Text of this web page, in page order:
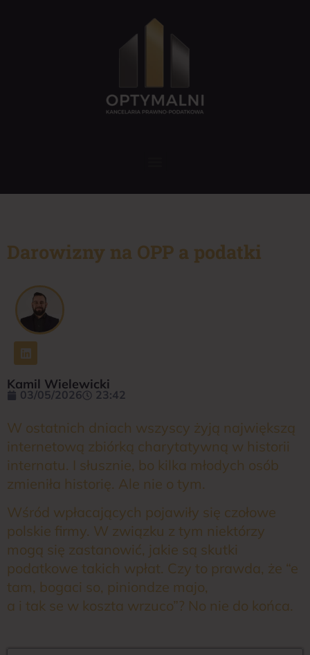
Darowizny na OPP a podatki
Kamil Wielewicki
03/05/2026 23:42
W ostatnich dniach wszyscy żyją największą
internetową zbiórką charytatywną w historii
internatu. I słusznie, bo kilka młodych osób
zmieniła historię. Ale nie o tym.
Wśród wpłacających pojawiły się czołowe
polskie firmy. W związku z tym niektórzy
mogą się zastanowić, jakie są skutki
podatkowe takich wpłat. Czy to prawda, że “e
tam, bogaci so, piniondze majo,
a i tak se w koszta wrzuco”? No nie do końca.